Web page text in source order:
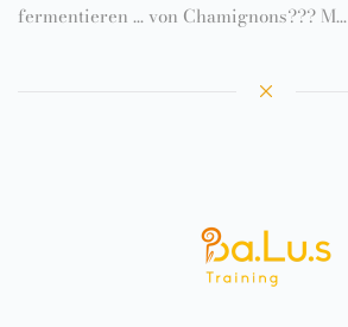
fermentieren ... von Chamignons??? M…